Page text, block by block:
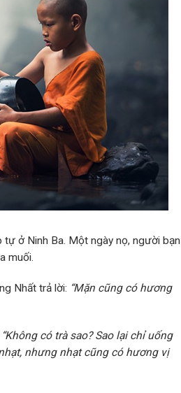
ở Ninh Ba. Một ngày nọ, người bạn
muối.
Nhất trả lời: “Mặn cũng có hương
“Không có trà sao? Sao lại chỉ uống
nhưng nhạt cũng có hương vị